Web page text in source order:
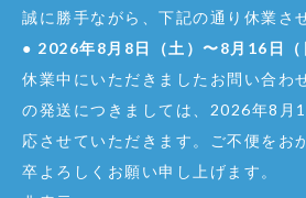
誠に勝手ながら、下記の通り休業さ
● 2026年8月8日（土）〜8月16日（
休業中にいただきましたお問い合わ
の発送につきましては、2026年8月
応させていただきます。ご不便をお
卒よろしくお願い申し上げます。